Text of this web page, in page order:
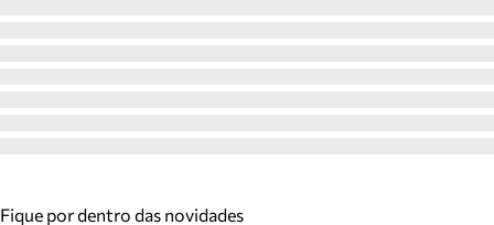
Fique por dentro das novidades